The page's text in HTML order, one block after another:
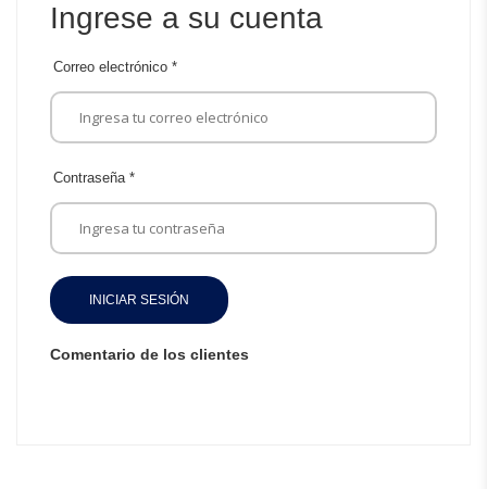
Ingrese a su cuenta
Correo electrónico *
Contraseña *
INICIAR SESIÓN
Comentario de los clientes